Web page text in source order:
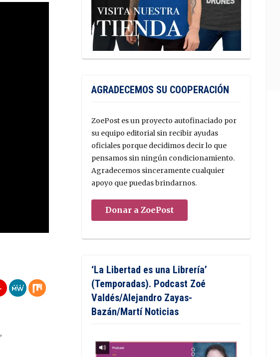
,
AGRADECEMOS SU COOPERACIÓN
ZoePost es un proyecto autofinaciado por
su equipo editorial sin recibir ayudas
oficiales porque decidimos decir lo que
pensamos sin ningún condicionamiento.
Agradecemos sinceramente cualquier
apoyo que puedas brindarnos.
Donar a ZoePost
‘La Libertad es una Librería’
(Temporadas). Podcast Zoé
Valdés/Alejandro Zayas-
Bazán/Martí Noticias